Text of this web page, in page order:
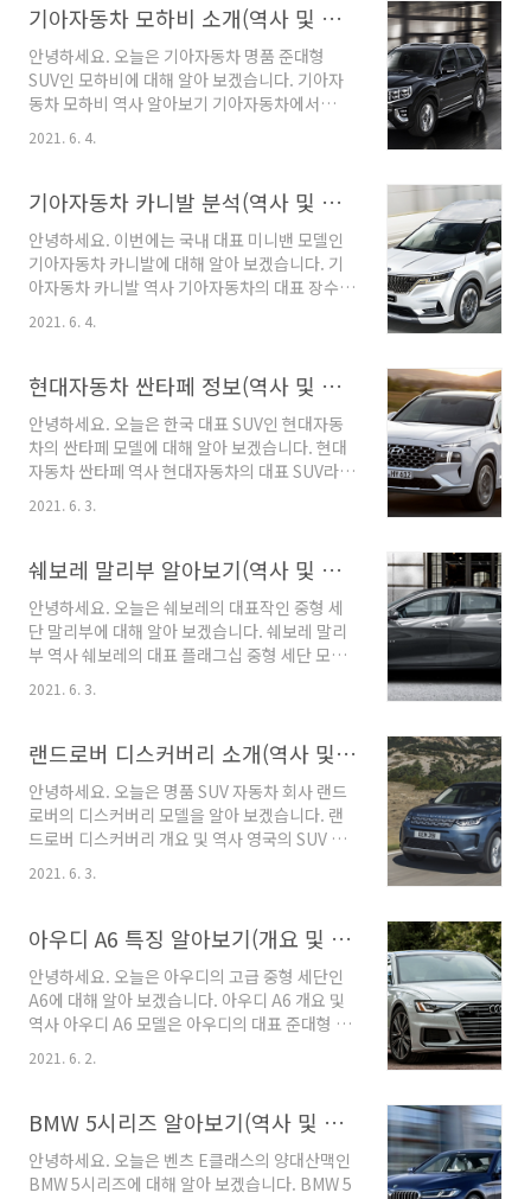
까지 밀려 버리면서 점차 SUV시장 자리에 설수
없는 사항까..
1세대 렉서스 ES 모델은 도요타 캠리 3세대 모델
을 변형하여 출시하였습니다. 1세대 모델은 출시
후 생각보다 판매량이 많았으며 차량 가격에 비
해 그당시 최신 고급 옵션이 들어가서 큰 인기를
얻었습니다. 1991년도에 렉서스 ES 2세대 모델
인 XV10 모델을 출시 하며 역시 도요타 캠리 4세
이크가 폐달식 주차 브레이크..
기아자동차 모하비 소개(역사 및 특징)
안녕하세요. 오늘은 기아자동차 명품 준대형
SUV인 모하비에 대해 알아 보겠습니다. 기아자
동차 모하비 역사 알아보기 기아자동차에서
업에 서게되는 준대형 SUV 모하비를 출시하게
모델을 출시하는데 차량가격은 3천중반에서 4천
후반까지 형성 되었습니다. 엔지 라인업은 경유 2
종과 휘발류 2종의 총 4단계의 라인업을 구성하
였으며 변속기는 자동 5단에서 8단까지 구성 되
었습니다. 1세대 모하비는 유럽의 배출가스 규제
에만 대응하여 필요 부분만 추가하고 전면부, 후
에 엔진 라인업을 재정비하고 외관 디자인을 변
경하면서 페이스리..
2021. 6. 4.
기아자동차 카니발 분석(역사 및 특징)
안녕하세요. 이번에는 국내 대표 미니밴 모델인
기아자동차 카니발에 대해 알아 보겠습니다. 기
아자동차 카니발 역사 기아자동차의 대표 장수
1998년에 1세대 모델을 출시 하였습니다. 기아
출시 되었으며 카니발 1세대는 차량 금액에 따라
저가형 등급과 일반형 랜드 등급, 고급형 파크 등
급으로 츨시 되었으며 기아자동차 카니발 1세대
출시는 기아자동차 회사에 크게 기여를 한 모델
이다. 그 이유는 출시 당시 한국 경제는 IMF로 인
해 파산 직전까지 갔던 기아자동차를 살린 모델
밴 형태의 차량 수요가 급증하면서 판매량이 급
속도록 증가 ..
2021. 6. 4.
현대자동차 싼타페 정보(역사 및 특징)
안녕하세요. 오늘은 한국 대표 SUV인 현대자동
차의 싼타페 모델에 대해 알아 보겠습니다. 현대
자동차 싼타페 역사 현대자동차의 대표 SUV라고
할 수 있으며 국민 SUV의 자리까지 올라간 싼타
페 모델은 2000년 6월에 1세대 출시로 시작 되었
타의 차대를 적용하고 있으며 전륜구동 방식의
대자동차 갤로퍼보다는 작은 사이즈의 차량이며
현대자동차에서 독자적으로 개발한 첫 SUV 입니
다. 현대자동차 싼타페 1세대는 기존 SUV의 갤로
퍼와 비교 하였을때 모노코크 설계 방식을 채택
하는 RV라는 새로운 SUV개념을 선보였습니다.
또..
2021. 6. 3.
쉐보레 말리부 알아보기(역사 및 장단점)
안녕하세요. 오늘은 쉐보레의 대표작인 중형 세
단 말리부에 대해 알아 보겠습니다. 쉐보레 말리
부 역사 쉐보레의 대표 플래그십 중형 세단 모델
인 말리부는 1964년에 1세대를 출시 하였습니
다. 말리부는 제너럴 모터스에서 쉐보레라는 브
는 국산차인지 수입차인지 헷갈려 하시는 분들이
GM 공장에 생산 되기 때문에 수입차는 아닙니다.
쉐보레 말리부의 기존 명칭은 세빌이라고 불렸으
며 1997년 5세대 모델부터 말리부라는 이름이
생겼습니다. 말리부는 4세대까지 후륜구동 방식
이 출시되었으나 1983년에 세빌 후속 모델로 셀
러브리티가 출시되면서..
2021. 6. 3.
랜드로버 디스커버리 소개(역사 및 특징)
안녕하세요. 오늘은 명품 SUV 자동차 회사 랜드
로버의 디스커버리 모델을 알아 보겠습니다. 랜
드로버 디스커버리 개요 및 역사 영국의 SUV 전
문 브랜드인 랜드로버 대표 준대형 SUV 모델인
디스커버리는 1989년도에 1세대 모델로 출시 되
액으로 부담을 느낀 고객 대상으로 내부 인테리
어 사양을 다운 시키며 자동차 금액을 다운시켜
출시 하였습니다. 랜드로버 디스커버리 1세대 모
델은 레인지로버의 기본 차량 구동방식과 기타사
양을 바탕으로 출시 되었으며 출시 이유는 일본
SUV 차량이 유럽시장까지 진출하게 되자 금액적
니다. 랜드로버 디스커버리 1세대는 3도어와 5도
어 출시 되었으며..
2021. 6. 3.
아우디 A6 특징 알아보기(개요 및 역사)
안녕하세요. 오늘은 아우디의 고급 중형 세단인
A6에 대해 알아 보겠습니다. 아우디 A6 개요 및
역사 아우디 A6 모델은 아우디의 대표 준대형 세
였지만 1968년 1세대 C1 모델에서 시작되었다
아니라 쿠페가 있었으며 그당시의 세련된 디자인
으로 인기를 얻었습니다. 1976년에 아우디 A6 2
세대인 C2를 출시하였으며 해치맥이라는 모델을
포함하여 출시 하였습니다. 1982년 3세대 C3 모
2021. 6. 2.
BMW 5시리즈 알아보기(역사 및 특장점)
안녕하세요. 오늘은 벤츠 E클래스의 양대산맥인
BMW 5시리즈에 대해 알아 보겠습니다. BMW 5